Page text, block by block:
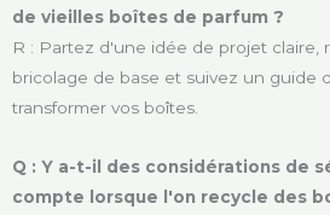
de vieilles boîtes de parfum ?
R : Partez d'une idée de projet claire,
bricolage de base et suivez un guide
transformer vos boîtes.
Q : Y a-t-il des considérations de
compte lorsque l'on recycle des